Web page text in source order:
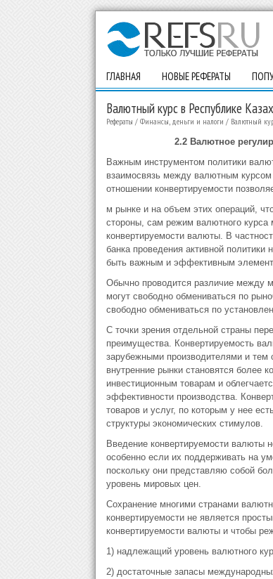
ГЛАВНАЯ НОВЫЕ РЕФЕРАТЫ
Валютный курс в Республике
Рефераты / Финансы, деньги и налоги / Валютный
2.2 Валютное
Важным инструментом политики
взаимосвязь между валютным курсом
отношении конвертируемости
м рынке и на объем этих операций,
стороны, сам режим валютного курса
конвертируемости валюты. В
банка проведения активной
быть важным и эффективным
Обычно проводится различие между
могут свободно обмениваться по
свободно обмениваться по
С точки зрения отдельной страны
преимущества. Конвертируемость
зарубежными производителями и тем
внутренние рынки становятся более
инвестиционным товарам и
эффективности производства.
товаров и услуг, по которым у нее
структуры экономических стимулов.
Введение конвертируемости валюты
особенно если их поддерживать на
поскольку они представляю собой
уровень мировых цен.
Сохранение многими странами
конвертируемости не является
конвертируемости валюты и чтобы
1) надлежащий уровень валютного
2) достаточные запасы